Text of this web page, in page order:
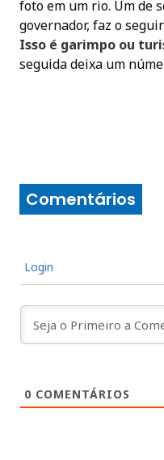
foto em um rio. Um de
governador, faz o
Isso é garimpo ou
seguida deixa um
Comentários
Login
0 COMENTÁRIOS